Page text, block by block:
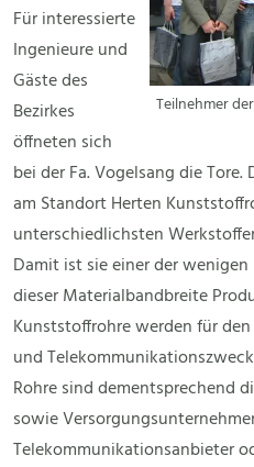
Teilnehmer
Für interessierte
Ingenieure und
Gäste des
Bezirkes
öffneten sich
bei der Fa. Vogelsang die
am Standort Herten
unterschiedlichsten
Damit ist sie einer der
dieser Materialbandbreite
Kunststoffrohre werden für
und
Rohre sind dementsprechend
sowie
Telekommunikationsanbieter